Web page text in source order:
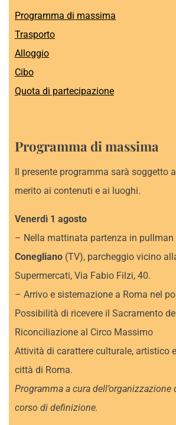
Programma di massima
Trasporto
Alloggio
Cibo
Quota di partecipazione
Programma di massima
Il presente programma sarà soggetto
merito ai contenuti e ai luoghi.
Venerdì 1 agosto
– Nella mattinata partenza in pullman
Conegliano (TV), parcheggio vicino
Supermercati, Via Fabio Filzi, 40.
– Arrivo e sistemazione a Roma nel
Possibilità di ricevere il Sacramento
Riconciliazione al Circo Massimo
Attività di carattere culturale, artistico
città di Roma.
Programma a cura dell’organizzazione
corso di definizione.